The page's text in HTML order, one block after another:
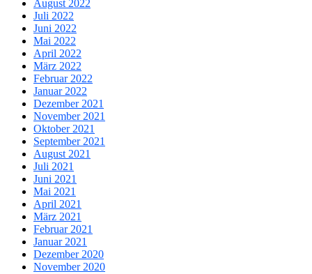
August 2022
Juli 2022
Juni 2022
Mai 2022
April 2022
März 2022
Februar 2022
Januar 2022
Dezember 2021
November 2021
Oktober 2021
September 2021
August 2021
Juli 2021
Juni 2021
Mai 2021
April 2021
März 2021
Februar 2021
Januar 2021
Dezember 2020
November 2020